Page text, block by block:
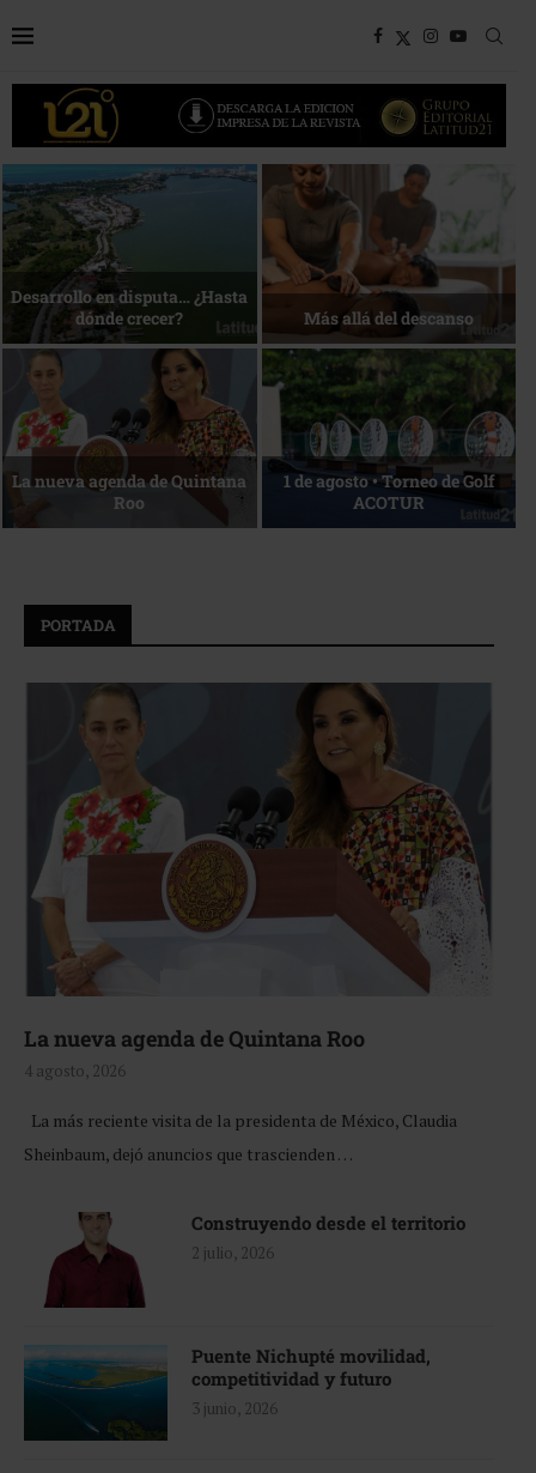
Bottega, un viaje servido a la
mesa
Energía que Impulsa la
competitividad
Reconocimiento de viajeros La esencia del servicio
PORTADA
La nueva agenda de Quintana Roo
4 agosto, 2026
La más reciente visita de la presidenta de México, Claudia
Sheinbaum, dejó anuncios que trascienden …
Construyendo desde el territorio
2 julio, 2026
Puente Nichupté movilidad,
competitividad y futuro
3 junio, 2026